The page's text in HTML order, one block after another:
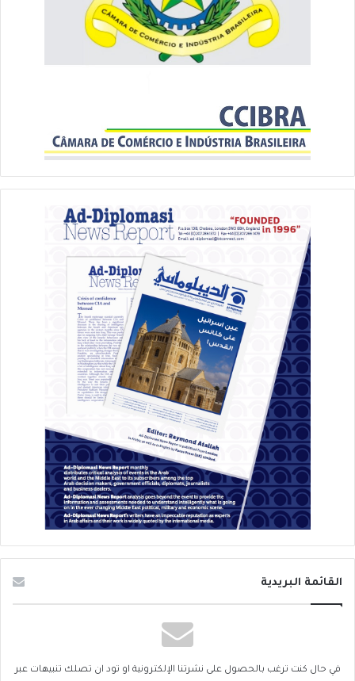
القائمة البريدية
في حال كنت ترغب بالحصول على نشرتنا الإلكترونية او تود ان تصلك تنبيهات عبر